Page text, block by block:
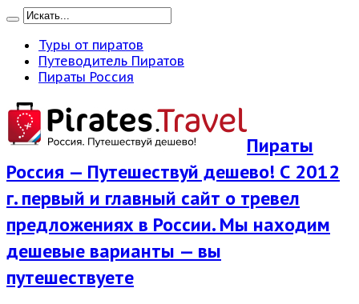
Туры от пиратов
Путеводитель Пиратов
Пираты Россия
Пираты
Россия — Путешествуй дешево! С 2012
г. первый и главный сайт о тревел
предложениях в России. Мы находим
дешевые варианты — вы
путешествуете